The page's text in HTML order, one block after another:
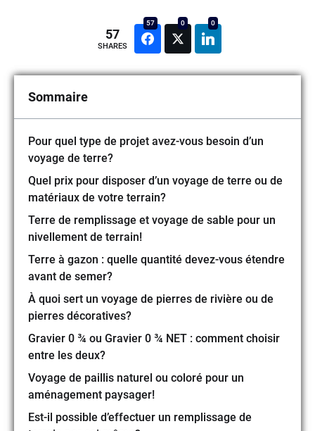
57
SHARES
57 0 0
Sommaire
Pour quel type de projet avez-vous besoin d’un
voyage de terre?
Quel prix pour disposer d’un voyage de terre ou de
matériaux de votre terrain?
Terre de remplissage et voyage de sable pour un
nivellement de terrain!
Terre à gazon : quelle quantité devez-vous étendre
avant de semer?
À quoi sert un voyage de pierres de rivière ou de
pierres décoratives?
Gravier 0 ¾ ou Gravier 0 ¾ NET : comment choisir
entre les deux?
Voyage de paillis naturel ou coloré pour un
aménagement paysager!
Est-il possible d’effectuer un remplissage de